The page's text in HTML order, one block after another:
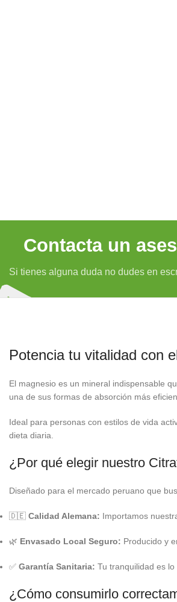
Contacta un
Si tienes alguna duda no dudes en
Potencia tu vitalidad con
El magnesio es un mineral indispensable
una de sus formas de absorción más
Ideal para personas con estilos de vida
dieta diaria.
¿Por qué elegir nuestro
Diseñado para el mercado peruano que
🇩🇪 Calidad Alemana: Importamos
🌿 Envasado Local Seguro: Producido y
✅ Garantía Sanitaria: Tu tranquilidad es
¿Cómo consumirlo